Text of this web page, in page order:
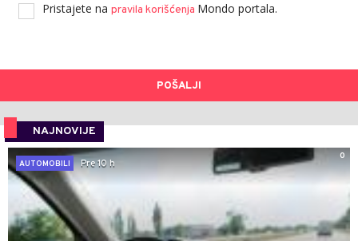
Pristajete na pravila korišćenja Mondo portala.
POŠALJI
NAJNOVIJE
0
AUTOMOBILI
Pre 10 h